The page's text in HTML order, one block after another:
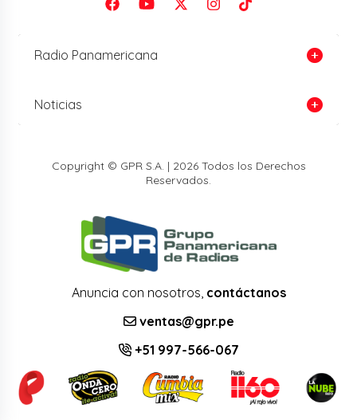
Radio Panamericana
Noticias
Copyright © GPR S.A. | 2026 Todos los Derechos
Reservados.
Anuncia con nosotros, contáctanos
ventas@gpr.pe
+51 997-566-067